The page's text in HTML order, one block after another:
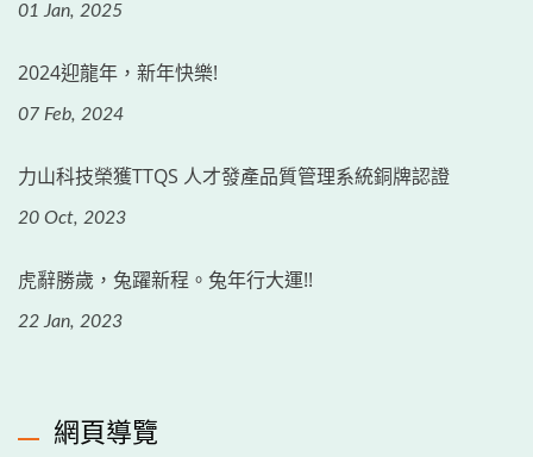
01 Jan, 2025
2024迎龍年，新年快樂!
07 Feb, 2024
力山科技榮獲TTQS 人才發產品質管理系統銅牌認證
20 Oct, 2023
虎辭勝歲，兔躍新程。兔年行大運!!
22 Jan, 2023
網頁導覽